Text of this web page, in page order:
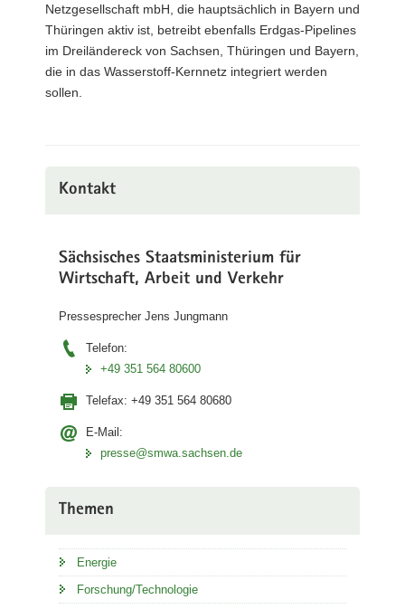
Netzgesellschaft mbH, die hauptsächlich in Bayern und
Thüringen aktiv ist, betreibt ebenfalls Erdgas-Pipelines
im Dreiländereck von Sachsen, Thüringen und Bayern,
die in das Wasserstoff-Kernnetz integriert werden
sollen.
Kontakt
Sächsisches Staatsministerium für
Wirtschaft, Arbeit und Verkehr
Pressesprecher Jens Jungmann
Telefon:
+49 351 564 80600
Telefax: +49 351 564 80680
E-Mail:
presse@smwa.sachsen.de
Themen
Energie
Forschung/Technologie